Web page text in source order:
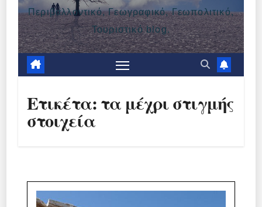
Περιβαλλοντικό, Γεωγραφικό, Γεωπολιτικό,
Τουριστικό blog.
Ετικέτα:τα μέχρι στιγμής
στοιχεία